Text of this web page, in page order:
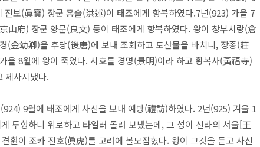
보(眞寶) 장군 홍술(洪述)이 태조에게 항복하였다.7년(923) 가을 7
山府) 장군 양문(良文) 등이 태조에게 항복하였다. 왕이 창부시랑(倉
金幼卿)을 후당(後唐)에 보내 조회하고 토산물을 바치니, 장종(莊
을 8월에 왕이 죽었다. 시호를 경명(景明)이라 하고 황복사(黃福寺)
제사지냈다.
9월에 태조에게 사신을 보내 예방(禮訪)하였다. 2년(925) 겨울 1
투항하니 위로하고 타일러 돌려 보냈는데, 그 성이 신라의 서울[王
훤이 조카 진호(眞虎)를 고려에 볼모잡혔다. 왕이 그것을 듣고 사신